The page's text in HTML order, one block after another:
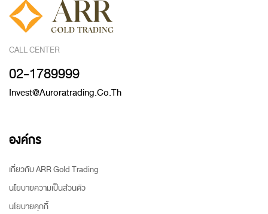
CALL CENTER
02-1789999
Invest@auroratrading.co.th
องค์กร
เกี่ยวกับ ARR Gold Trading
นโยบายความเป็นส่วนตัว
นโยบายคุกกี้